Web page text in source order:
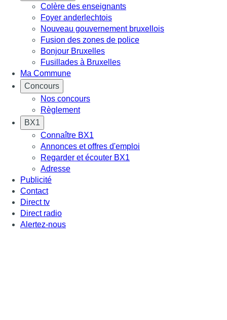
Colère des enseignants
Foyer anderlechtois
Nouveau gouvernement bruxellois
Fusion des zones de police
Bonjour Bruxelles
Fusillades à Bruxelles
Ma Commune
Concours
Nos concours
Règlement
BX1
Connaître BX1
Annonces et offres d'emploi
Regarder et écouter BX1
Adresse
Publicité
Contact
Direct tv
Direct radio
Alertez-nous